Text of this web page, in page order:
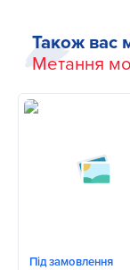
Також вас
Метання
Під замовлення